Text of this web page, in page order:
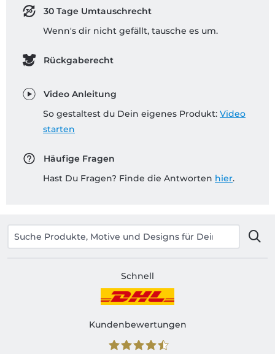
30 Tage Umtauschrecht
Wenn's dir nicht gefällt, tausche es um.
Rückgaberecht
Video Anleitung
So gestaltest du Dein eigenes Produkt: Video
starten
Häufige Fragen
Hast Du Fragen? Finde die Antworten hier.
Schnell
Kundenbewertungen